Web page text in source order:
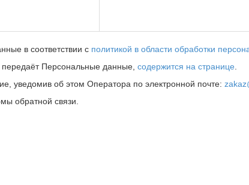
в соответствии с политикой в области обработки
Персональные данные, содержится на странице
уведомив об этом Оператора по электронной почте:
обратной связи.